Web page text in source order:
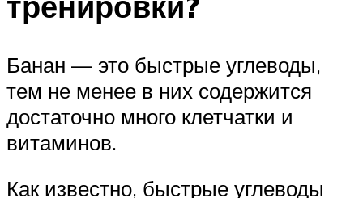
Банан — это быстрые углеводы,
тем не менее в них содержится
достаточно много клетчатки и
витаминов.
Как известно, быстрые углеводы